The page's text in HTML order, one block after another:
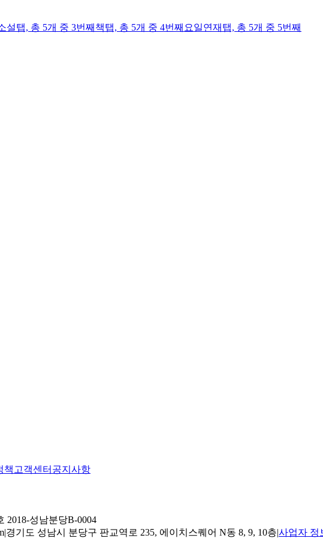
설탭, 총 5개 중 3번째 책탭, 총 5개 중 4번째 요일연재 탭, 총 5개 중 5번째
책 고객센터 공지사항
2018-성남분당B-0004
|경기도 성남시 분당구 판교역로 235, 에이치스퀘어 N동 8, 9, 10층|사업자 정